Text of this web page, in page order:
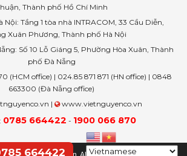
Thành phố Hồ Chí Minh
Tầng 1 tòa nhà INTRACOM, 33 Cầu Diễn,
Xuân Phương, Thành phố Hà Nội
Số 10 Lỗ Giáng 5, Phường Hòa Xuân, Thành
phố Đà Nẵng
(HCM office) | 024.85 871 871 (HN office) | 0848
663300 (Đà Nẵng office)
|
www.vietnguyenco.vn
0785 664422 - 1900 066 870
664422